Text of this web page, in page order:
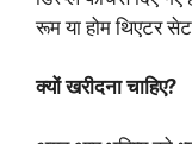
रूम या होम थिएटर
क्यों खरीदना चाहिए?